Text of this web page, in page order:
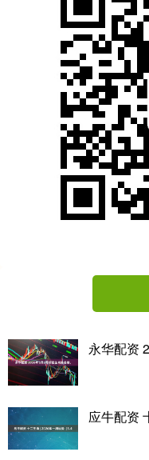
永华配资
应牛配资